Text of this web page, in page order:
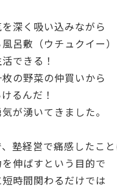
深く吸い込みながら
呂敷（ウチュクイー）
できる！
の野菜の仲買いから
るんだ！
が湧いてきました。
塾経営で痛感したこと
伸ばすという目的で
時間関わるだけでは